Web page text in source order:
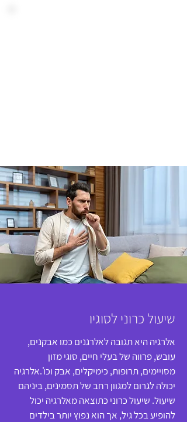
שיעול כרוני לסוגיו
אלרגיה היא תגובה לאלרגנים כמו אבקנים,
עובש, פרווה של בעלי חיים, סוגי מזון
מסויימים, תרופות, כימיקלים, אבק וכו'.אלרגיה
יכולה לגרום למגוון רחב של תסמינים, ביניהם
שיעול. שיעול כרוני כתוצאה מאלרגיה יכול
להופיע בכל גיל, אך הוא נפוץ יותר בילדים